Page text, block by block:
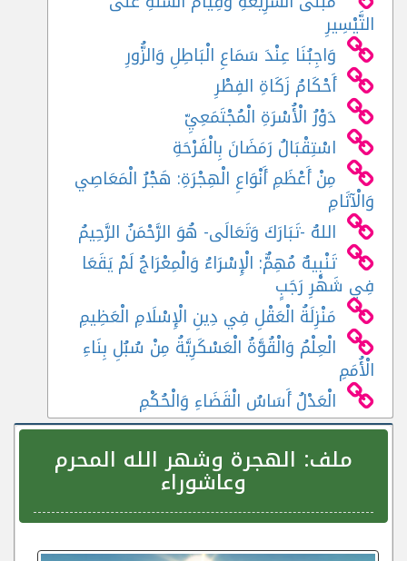
التَّيْسِيرِ
وَاجِبُنَا عِنْدَ سَمَاعِ الْبَاطِلِ وَالزُّورِ
أَحْكَامُ زَكَاةِ الفِطْرِ
دَوْرُ الْأُسْرَةِ الْمُجْتَمَعِيِّ
اسْتِقْبَالُ رَمَضَانَ بِالْفَرْحَةِ
مِنْ أَعْظَمِ أَنْوَاعِ الْهِجْرَةِ: هَجْرُ الْمَعَاصِي
وَالْآثَامِ
اللهُ -تَبَارَكَ وَتَعَالَى- هُوَ الرَّحْمَنُ الرَّحِيمُ
تَنْبِيهٌ مُهِمٌّ: الْإِسْرَاءُ وَالْمِعْرَاجُ لَمْ يَقَعَا
فِي شَهْرِ رَجَبٍ
مَنْزِلَةُ الْعَقْلِ فِي دِينِ الْإِسْلَامِ الْعَظِيمِ
الْعِلْمُ وَالْقُوَّةُ الْعَسْكَرِيَّةُ مِنْ سُبُلِ بِنَاءِ
الْأُمَمِ
الْعَدْلُ أَسَاسُ الْقَضَاءِ وَالْحُكْمِ
ملف: الهجرة وشهر الله المحرم
وعاشوراء